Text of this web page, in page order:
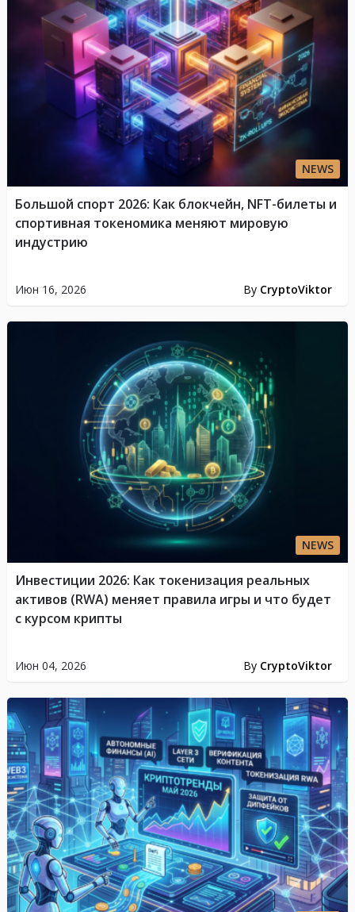
NEWS
Июн 16, 2026 By CryptoViktor
Большой спорт 2026: Как блокчейн, NFT-билеты и
спортивная токеномика меняют мировую
индустрию
NEWS
Июн 04, 2026 By CryptoViktor
Инвестиции 2026: Как токенизация реальных
активов (RWA) меняет правила игры и что будет
с курсом крипты